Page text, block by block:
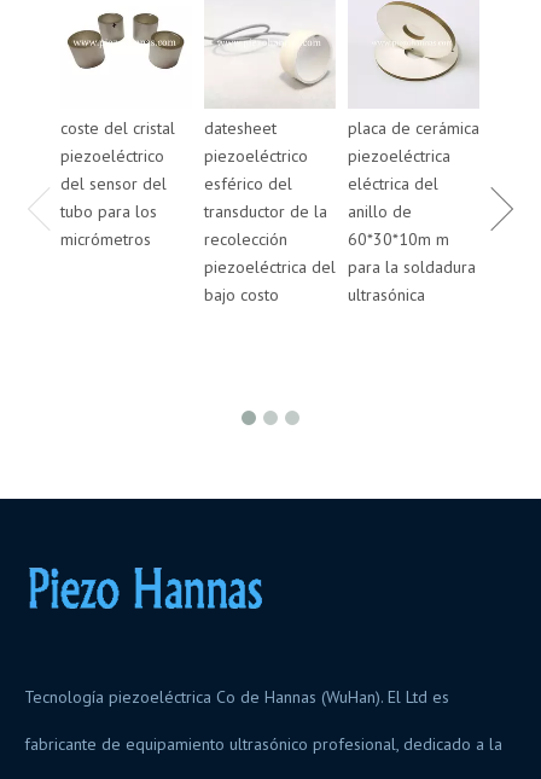
coste del cristal
piezoeléctrico
del sensor del
tubo para los
micrómetros
datesheet
piezoeléctrico
esférico del
transductor de la
recolección
piezoeléctrica del
bajo costo
placa de cerámica
piezoeléctrica
eléctrica del
anillo de
60*30*10m m
para la soldadura
ultrasónica
anillo
Tecnología piezoeléctrica Co de Hannas (WuHan). El Ltd es
fabricante de equipamiento ultrasónico profesional, dedicado a la